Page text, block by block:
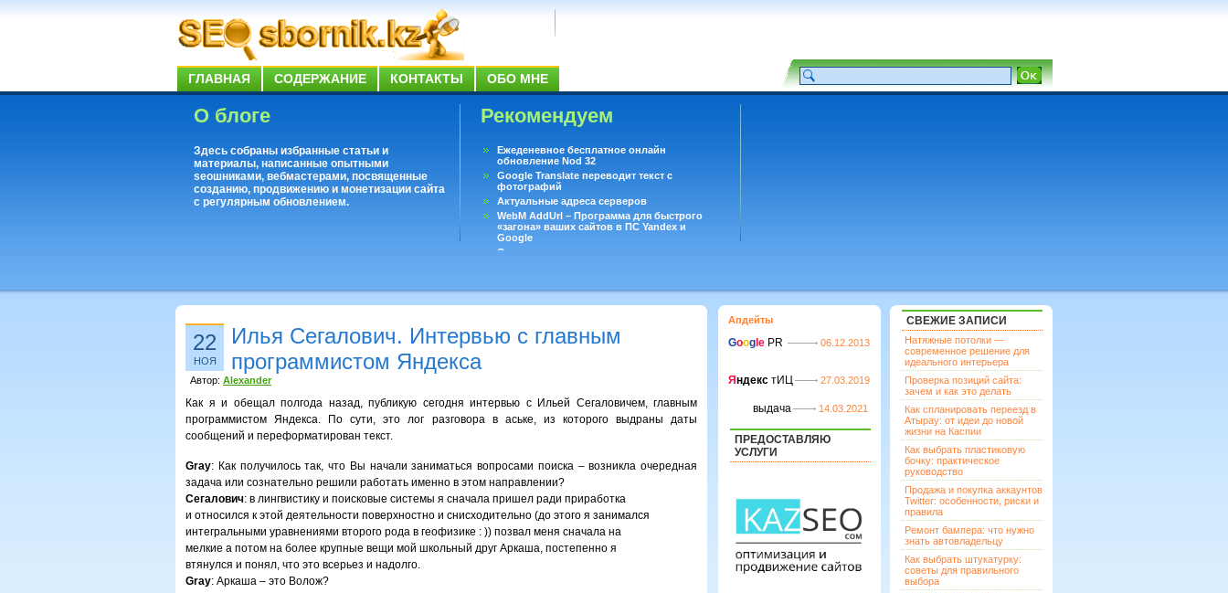
ГЛАВНАЯ СОДЕРЖАНИЕ КОНТАКТЫ ОБО МНЕ
О блоге
Здесь собраны избранные статьи и
материалы, написанные опытными
seoшниками, вебмастерами, посвященные
созданию, продвижению и монетизации сайта
с регулярным обновлением.
Рекомендуем
Ежеденевное бесплатное онлайн
обновление Nod 32
Google Translate переводит текст с
фотографий
Актуальные адреса серверов
WebM AddUrl – Программа для быстрого
«загона» ваших сайтов в ПС Yandex и
Google
Существует вопросы, на которые не может
22
НОЯ
Илья Сегалович. Интервью с главным
программистом Яндекса
Автор: Alexander
Как я и обещал полгода назад, публикую сегодня интервью с Ильей Сегаловичем, главным
программистом Яндекса. По сути, это лог разговора в аське, из которого выдраны даты
сообщений и переформатирован текст.
Gray: Как получилось так, что Вы начали заниматься вопросами поиска – возникла очередная
задача или сознательно решили работать именно в этом направлении?
Сегалович: в лингвистику и поисковые системы я сначала пришел ради приработка
и относился к этой деятельности поверхностно и снисходительно (до этого я занимался
интегральными уравнениями второго рода в геофизике : )) позвал меня сначала на
мелкие а потом на более крупные вещи мой школьный друг Аркаша, постепенно я
втянулся и понял, что это всерьез и надолго.
Gray: Аркаша – это Волож?
Апдейты
Goog le PR 06.12.2013
Я ндекс тИЦ 27.03.2019
выдача 14.03.2021
ПРЕДОСТАВЛЯЮ
УСЛУГИ
СВЕЖИЕ ЗАПИСИ
Натяжные потолки —
современное решение для
идеального интерьера
Проверка позиций сайта:
зачем и как это делать
Как спланировать переезд в
Атырау: от идеи до новой
жизни на Каспии
Как выбрать пластиковую
бочку: практическое
руководство
Продажа и покупка аккаунтов
Twitter: особенности, риски и
правила
Ремонт бампера: что нужно
знать автовладельцу
Как выбрать штукатурку:
советы для правильного
выбора